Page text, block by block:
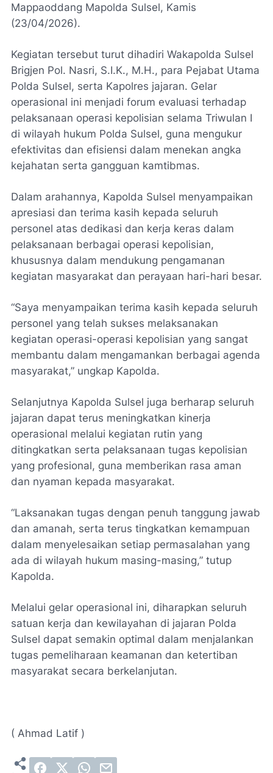
Mappaoddang Mapolda Sulsel, Kamis
(23/04/2026).
Kegiatan tersebut turut dihadiri Wakapolda Sulsel
Brigjen Pol. Nasri, S.I.K., M.H., para Pejabat Utama
Polda Sulsel, serta Kapolres jajaran. Gelar
operasional ini menjadi forum evaluasi terhadap
pelaksanaan operasi kepolisian selama Triwulan I
di wilayah hukum Polda Sulsel, guna mengukur
efektivitas dan efisiensi dalam menekan angka
kejahatan serta gangguan kamtibmas.
Dalam arahannya, Kapolda Sulsel menyampaikan
apresiasi dan terima kasih kepada seluruh
personel atas dedikasi dan kerja keras dalam
pelaksanaan berbagai operasi kepolisian,
khususnya dalam mendukung pengamanan
kegiatan masyarakat dan perayaan hari-hari besar.
“Saya menyampaikan terima kasih kepada seluruh
personel yang telah sukses melaksanakan
kegiatan operasi-operasi kepolisian yang sangat
membantu dalam mengamankan berbagai agenda
masyarakat,” ungkap Kapolda.
Selanjutnya Kapolda Sulsel juga berharap seluruh
jajaran dapat terus meningkatkan kinerja
operasional melalui kegiatan rutin yang
ditingkatkan serta pelaksanaan tugas kepolisian
yang profesional, guna memberikan rasa aman
dan nyaman kepada masyarakat.
“Laksanakan tugas dengan penuh tanggung jawab
dan amanah, serta terus tingkatkan kemampuan
dalam menyelesaikan setiap permasalahan yang
ada di wilayah hukum masing-masing,” tutup
Kapolda.
Melalui gelar operasional ini, diharapkan seluruh
satuan kerja dan kewilayahan di jajaran Polda
Sulsel dapat semakin optimal dalam menjalankan
tugas pemeliharaan keamanan dan ketertiban
masyarakat secara berkelanjutan.
( Ahmad Latif )